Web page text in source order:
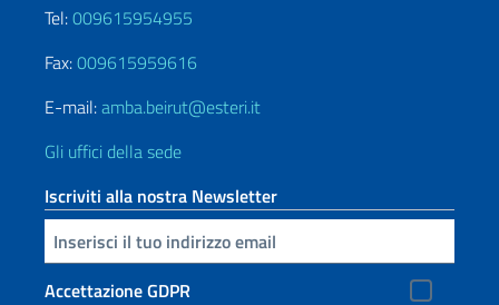
Tel:009615954955
Fax:009615959616
E-mail:amba.beirut@esteri.it
Gli uffici della sede
Iscriviti alla nostra Newsletter
Inserisci la tua email
Accettazione GDPR